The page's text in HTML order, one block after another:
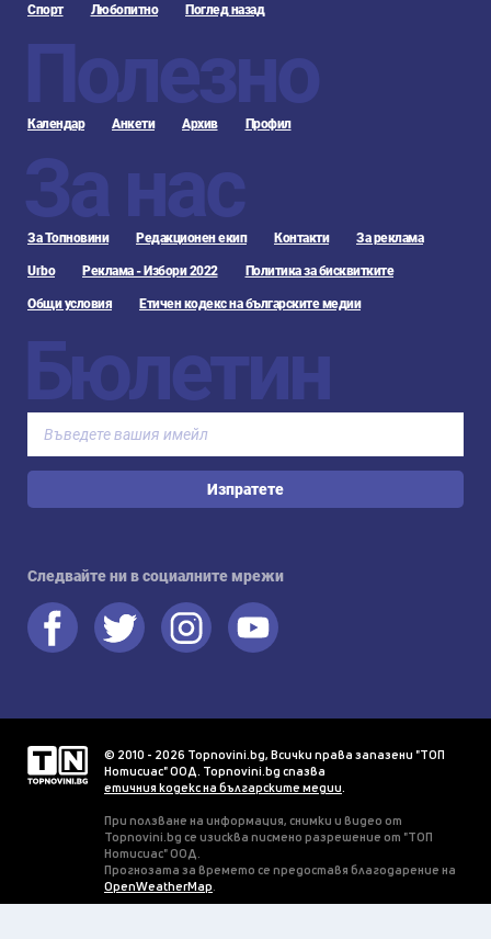
Спорт Любопитно Поглед назад
Полезно
Календар Анкети Архив Профил
За нас
За Топновини Редакционен екип Контакти За реклама
Urbo Реклама - Избори 2022 Политика за бисквитките
Общи условия Етичен кодекс на българските медии
Бюлетин
Изпратете
Следвайте ни в социалните мрежи
© 2010 - 2026 Topnovini.bg, Всички права запазени "ТОП
Нотисиас" ООД. Topnovini.bg спазва
етичния кодекс на българските медии
При ползване на информация, снимки и видео от
Topnovini.bg се изисква писмено разрешение от "ТОП
Нотисиас" ООД.
Прогнозата за времето се предоставя благодарение на
OpenWeatherMap